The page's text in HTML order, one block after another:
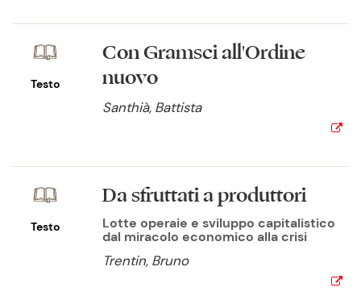
Testo
Con Gramsci all'Ordine
nuovo
Santhià, Battista
Testo
Da sfruttati a produttori
Lotte operaie e sviluppo capitalistico
dal miracolo economico alla crisi
Trentin, Bruno